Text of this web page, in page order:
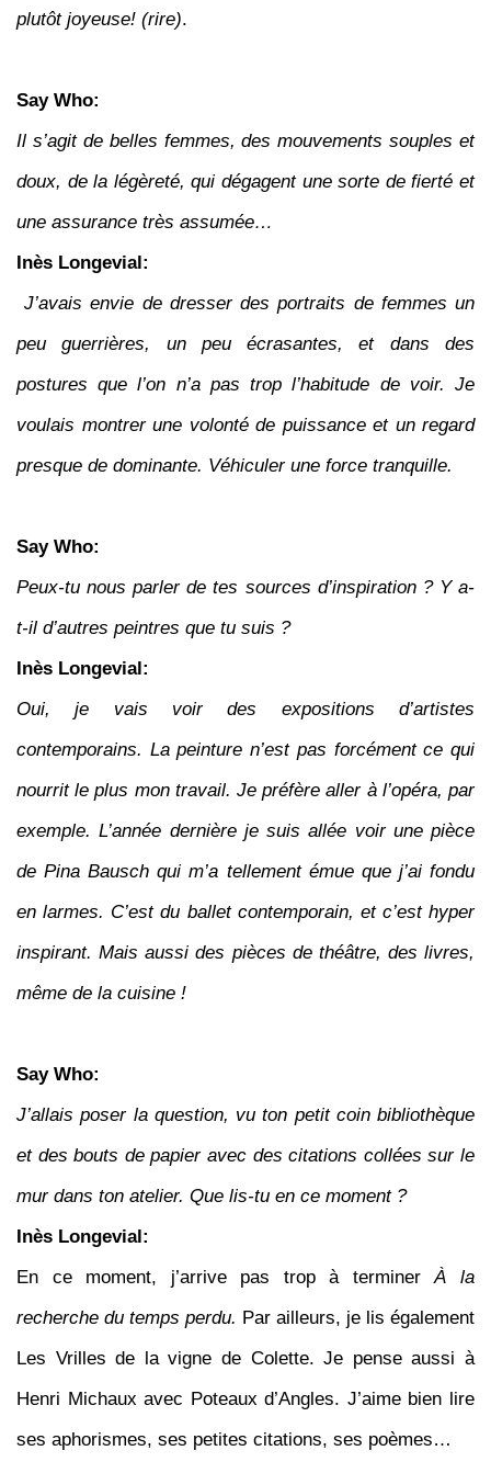
plutôt joyeuse! (rire).
Say Who:
Il s’agit de belles femmes, des mouvements souples et
doux, de la légèreté, qui dégagent une sorte de fierté et
une assurance très assumée…
Inès Longevial:
J’avais envie de dresser des portraits de femmes un
peu guerrières, un peu écrasantes, et dans des
postures que l’on n’a pas trop l’habitude de voir. Je
voulais montrer une volonté de puissance et un regard
presque de dominante. Véhiculer une force tranquille.
Say Who:
Peux-tu nous parler de tes sources d’inspiration ? Y a-
t-il d’autres peintres que tu suis ?
Inès Longevial:
Oui, je vais voir des expositions d’artistes
contemporains. La peinture n’est pas forcément ce qui
nourrit le plus mon travail. Je préfère aller à l’opéra, par
exemple. L’année dernière je suis allée voir une pièce
de Pina Bausch qui m’a tellement émue que j’ai fondu
en larmes. C’est du ballet contemporain, et c’est hyper
inspirant. Mais aussi des pièces de théâtre, des livres,
même de la cuisine !
Say Who:
J’allais poser la question, vu ton petit coin bibliothèque
et des bouts de papier avec des citations collées sur le
mur dans ton atelier. Que lis-tu en ce moment ?
Inès Longevial:
En ce moment, j’arrive pas trop à terminerÀ la
recherche du temps perdu. Par ailleurs, je lis également
Les Vrilles de la vigne de Colette. Je pense aussi à
Henri Michaux avec Poteaux d’Angles. J’aime bien lire
ses aphorismes, ses petites citations, ses poèmes…